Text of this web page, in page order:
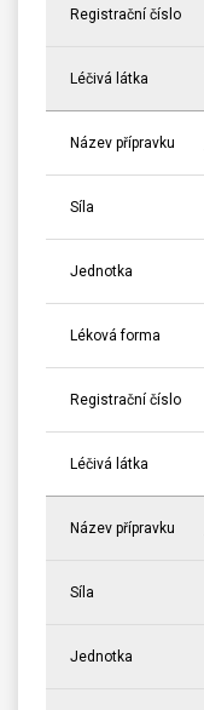
Registrační číslo
Léčivá látka
Název přípravku
Síla
Jednotka
Léková forma
Registrační číslo
Léčivá látka
Název přípravku
Síla
Jednotka